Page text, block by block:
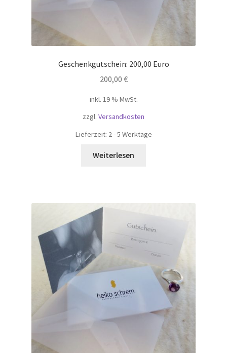
Geschenkgutschein: 200,00 Euro
200,00 €
inkl. 19 % MwSt.
zzgl. Versandkosten
Lieferzeit: 2 - 5 Werktage
Weiterlesen